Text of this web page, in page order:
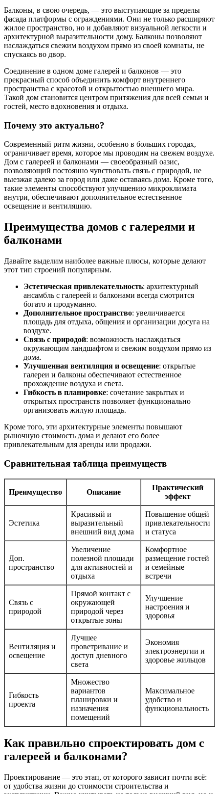
Балконы, в свою очередь, — это выступающие за пределы
фасада платформы с ограждениями. Они не только расширяют
жилое пространство, но и добавляют визуальной легкости и
архитектурной выразительности дому. Балконы позволяют
наслаждаться свежим воздухом прямо из своей комнаты, не
спускаясь во двор.
Соединение в одном доме галерей и балконов — это
прекрасный способ объединить комфорт внутреннего
пространства с красотой и открытостью внешнего мира.
Такой дом становится центром притяжения для всей семьи и
гостей, место вдохновения и отдыха.
Почему это актуально?
Современный ритм жизни, особенно в больших городах,
ограничивает время, которое мы проводим на свежем воздухе.
Дом с галереей и балконами — своеобразный оазис,
позволяющий постоянно чувствовать связь с природой, не
выезжая далеко за город или даже оставаясь дома. Кроме того,
такие элементы способствуют улучшению микроклимата
внутри, обеспечивают дополнительное естественное
освещение и вентиляцию.
Преимущества домов с галереями и
балконами
Давайте выделим наиболее важные плюсы, которые делают
этот тип строений популярным.
Эстетическая привлекательность: архитектурный
ансамбль с галереей и балконами всегда смотрится
богато и продуманно.
Дополнительное пространство: увеличивается
площадь для отдыха, общения и организации досуга на
воздухе.
Связь с природой: возможность наслаждаться
окружающим ландшафтом и свежим воздухом прямо из
дома.
Улучшенная вентиляция и освещение: открытые
галереи и балконы обеспечивают естественное
прохождение воздуха и света.
Гибкость в планировке: сочетание закрытых и
открытых пространств позволяет функционально
организовать жилую площадь.
Кроме того, эти архитектурные элементы повышают
рыночную стоимость дома и делают его более
привлекательным для аренды или продажи.
Сравнительная таблица преимуществ
Преимущество Описание
Практический
эффект
Эстетика
Красивый и
выразительный
внешний вид дома
Повышение общей
привлекательности
и статуса
Доп.
пространство
Увеличение
полезной площади
для активностей и
отдыха
Комфортное
размещение гостей
и семейные
встречи
Связь с
природой
Прямой контакт с
окружающей
природой через
открытые зоны
Улучшение
настроения и
здоровья
Вентиляция и
освещение
Лучшее
проветривание и
доступ дневного
света
Экономия
электроэнергии и
здоровье жильцов
Гибкость
проекта
Множество
вариантов
планировки и
назначения
помещений
Максимальное
удобство и
функциональность
Как правильно спроектировать дом с
галереей и балконами?
Проектирование — это этап, от которого зависит почти всё:
от удобства жизни до стоимости строительства и